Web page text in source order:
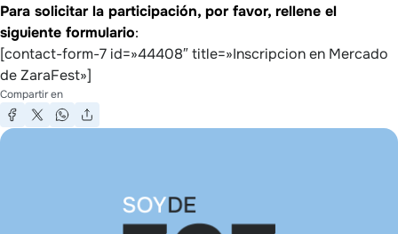
Para solicitar la participación, por favor, rellene el
siguiente formulario:
[contact-form-7 id=»44408″ title=»Inscripcion en Mercado
de ZaraFest»]
Compartir en